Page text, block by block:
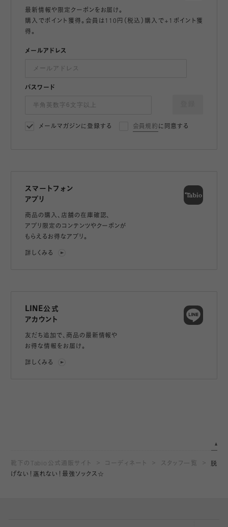
最新情報や限定クーポンをお届け。
購入でポイント獲得。会員は110円（税込）購入で+1ポイント獲
得。
メールアドレス
パスワード
メールマガジンに登録する 会員規約 に同意する
スマートフォン
アプリ
商品の購入、店舗の在庫確認、
アプリ限定のコンテンツやクーポンが
もらえるお得なアプリ。
詳しくみる
LINE公式
アカウント
友だち追加で、 商品の最新情報や
お得な情報をお届け。
詳しくみる
靴下のTabio公式通販サイト コーディネート スタッフ一覧
脱
げない！蒸れない！最強ソックス☆